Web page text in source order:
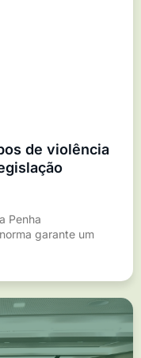
de violência
Penha
garante um